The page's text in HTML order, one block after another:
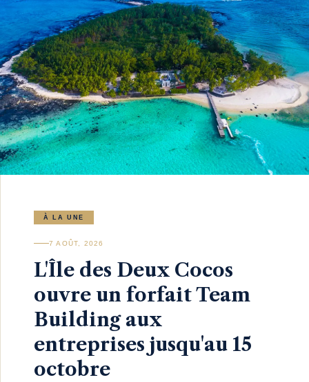
À LA UNE
7 AOÛT, 2026
L'Île des Deux Cocos
ouvre un forfait Team
Building aux
entreprises jusqu'au 15
octobre